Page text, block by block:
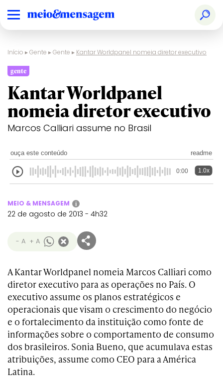
Início ▸Gente ▸Gente ▸ Kantar Worldpanel nomeia diretor executivo
gente
Kantar Worldpanel
nomeia diretor executivo
Marcos Calliari assume no Brasil
ouça este conteúdo readme
0:00 1.0x
MEIO & MENSAGEM i
22 de agosto de 2013 - 4h32
- A + A
A Kantar Worldpanel nomeia Marcos Calliari como
diretor executivo para as operações no País. O
executivo assume os planos estratégicos e
operacionais que visam o crescimento do negócio
e o fortalecimento da instituição como fonte de
informações sobre o comportamento de consumo
dos brasileiros. Sonia Bueno, que acumulava estas
atribuições, assume como CEO para a América
Latina.